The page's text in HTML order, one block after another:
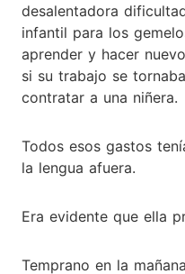
desalentadora
infantil para los
aprender y hacer
si su trabajo se
contratar a una niñera.
Todos esos gastos
la lengua afuera.
Era evidente que ella
Temprano en la